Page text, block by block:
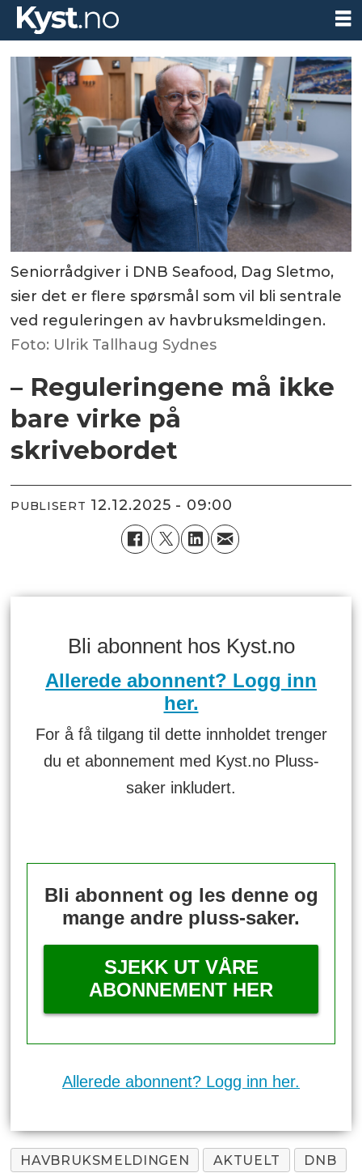
Seniorrådgiver i DNB Seafood, Dag Sletmo,
sier det er flere spørsmål som vil bli sentrale
ved reguleringen av havbruksmeldingen.
Foto: Ulrik Tallhaug Sydnes
– Reguleringene må ikke
bare virke på
skrivebordet
PUBLISERT 12.12.2025 - 09:00
Bli abonnent hos Kyst.no
Allerede abonnent? Logg inn
her.
For å få tilgang til dette innholdet trenger
du et abonnement med Kyst.no Pluss-
saker inkludert.
Bli abonnent og les denne og
mange andre pluss-saker.
SJEKK UT VÅRE
ABONNEMENT HER
Allerede abonnent? Logg inn her.
HAVBRUKSMELDINGEN AKTUELT DNB